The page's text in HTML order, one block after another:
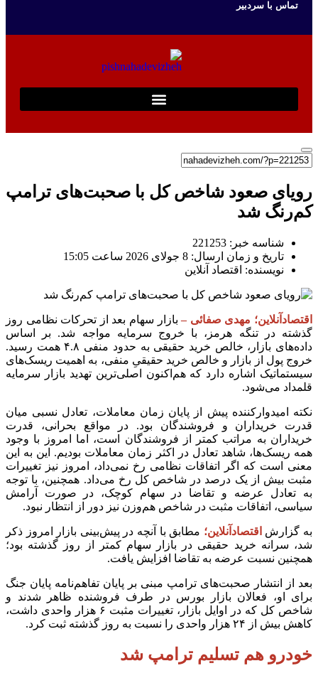
تماس با سردبیر
رویای صعود شاخص کل با صحبت‌های ترامپ
کم‌رنگ شد
شناسه خبر: 221253
تاریخ و زمان ارسال: 8 جولای 2026 ساعت 15:05
نویسنده: اقتصاد آنلاین
اقتصادآنلاین؛ مهدی صفائی –بازار سهام بعد از تحرکات نظامی روز
گذشته در تنگه هرمز، با خروج سرمایه مواجه شد. بر اساس
داده‌های بازار، خالص خرید حقیقی به حدود منفی ۴.۸ همت رسید.
خروج پول از بازار و خالص خرید حقیقیِ منفی، به اهمیت ریسک‌های
سیستماتیک اشاره دارد که هم‌اکنون اصلی‌ترین تهدید بازار سرمایه
قلمداد می‌شود.
نکته امیدوارکننده پیش از پایان زمان معاملات، تعادل نسبی میان
قدرت خریداران و فروشندگان بود. در مواقع بحرانی، قدرت
خریداران به مراتب کمتر از فروشندگان است، اما امروز با وجود
همه ریسک‌ها، شاهد تعادل در اکثر زمان معاملات بودیم. این به این
معنی است که اگر اتفاقات نظامی رخ نمی‌داد، امروز نیز تغییرات
مثبت بیش از یک درصد در شاخص کل رخ می‌داد. همچنین، با توجه
به تعادل عرضه و تقاضا در سهام کوچک، در صورت آرامش
سیاسی، اتفاقات مثبت در شاخص هم‌وزن نیز دور از انتظار نبود.
به گزارش اقتصادآنلاین؛ مطابق با آنچه در پیش‌بینی بازار امروز ذکر
شد، سرانه خرید حقیقی در بازار سهام کمتر از روز گذشته بود؛
همچنین نسبت عرضه به تقاضا افزایش یافت.
بعد از انتشار صحبت‌های ترامپ مبنی بر پایان تفاهم‌نامه پایان جنگ
برای او، فعالان بازار بورس در طرف فروشنده ظاهر شدند و
شاخص کل که در اوایل بازار، تغییرات مثبت ۶ هزار واحدی داشت،
کاهش بیش از ۲۴ هزار واحدی را نسبت به روز گذشته ثبت کرد.
خودرو هم تسلیم ترامپ شد